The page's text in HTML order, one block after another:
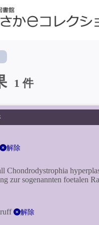
1 件
解除
Chondrodystrophia
zur sogenannten foetalen
解除